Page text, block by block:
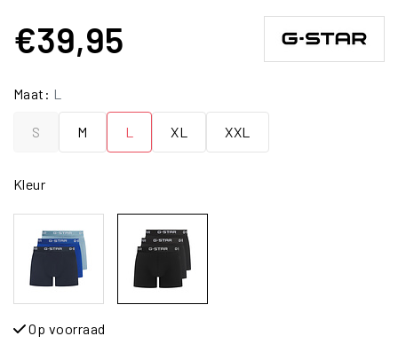
€39,95
Maat: L
S M L XL XXL
Kleur
Op voorraad